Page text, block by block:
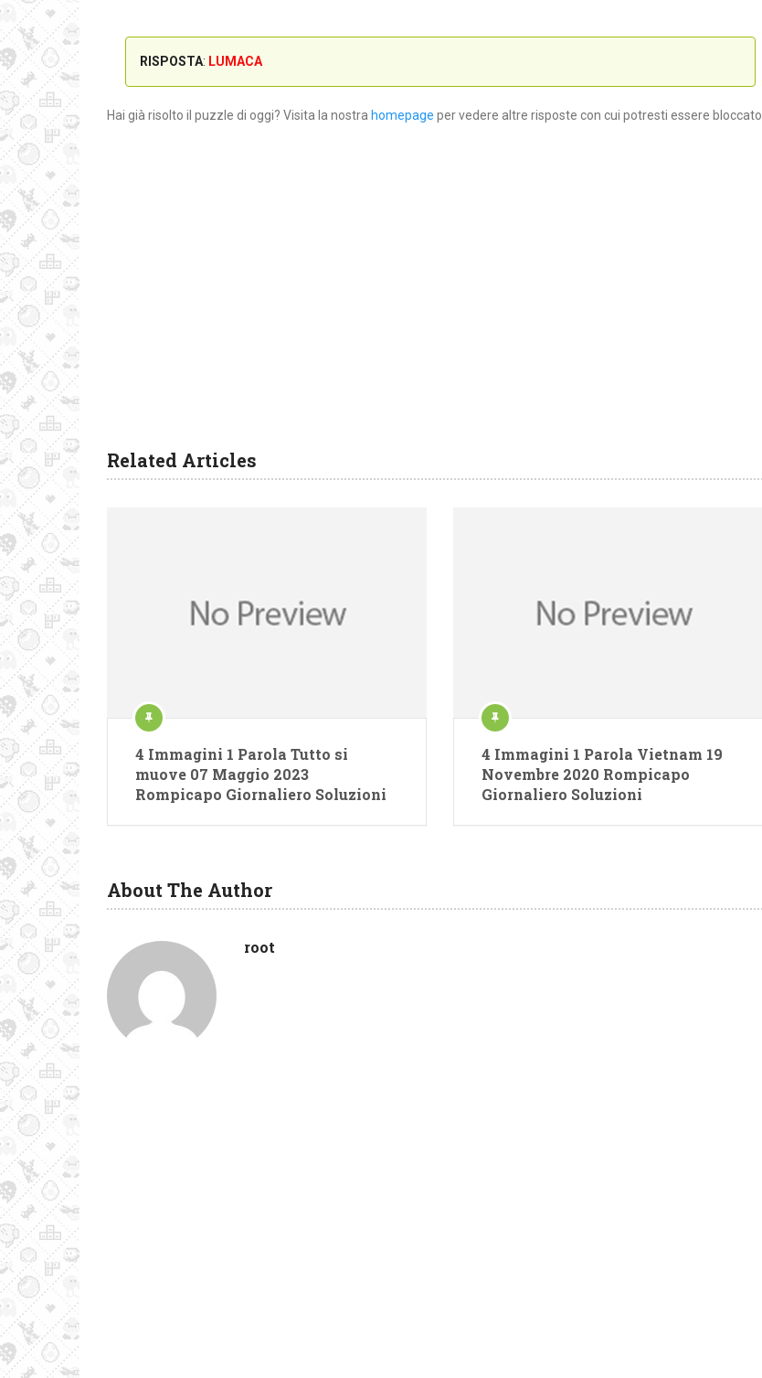
RISPOSTA: LUMACA
Hai già risolto il puzzle di oggi? Visita la nostra homepage per vedere altre risposte con cui potresti essere bloccato
Related Articles
4 Immagini 1 Parola Tutto si
muove 07 Maggio 2023
Rompicapo Giornaliero Soluzioni
4 Immagini 1 Parola Vietnam 19
Novembre 2020 Rompicapo
Giornaliero Soluzioni
About The Author
root